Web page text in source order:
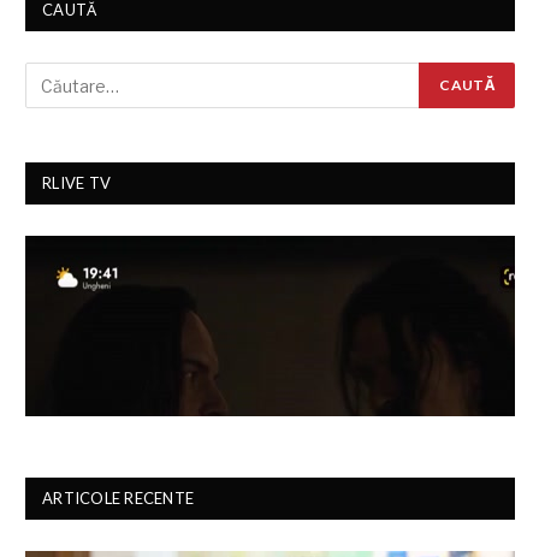
CAUTĂ
RLIVE TV
ARTICOLE RECENTE